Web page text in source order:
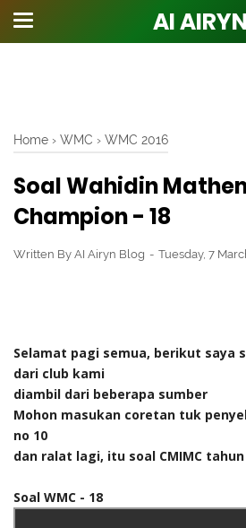
AI AIRYN
Home › WMC › WMC 2016
Soal Wahidin
Champion - 18
Written By AI Airyn Blog Tuesday, 7
Selamat pagi semua, berikut saya
dari club kami
diambil dari beberapa sumber
Mohon masukan coretan tuk
no 10
dan ralat lagi, itu soal CMIMC tahun
Soal WMC - 18